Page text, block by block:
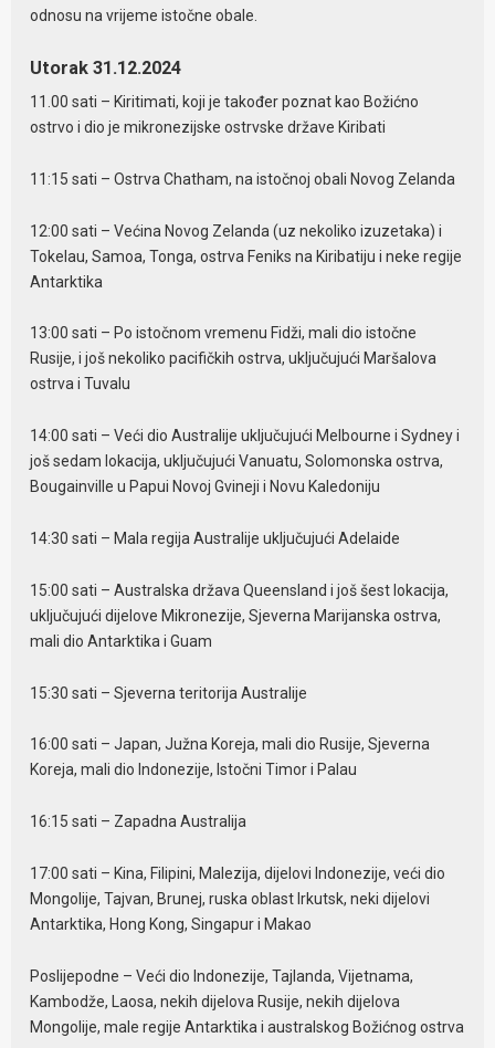
odnosu na vrijeme istočne obale.
Utorak 31.12.2024
11.00 sati – Kiritimati, koji je također poznat kao Božićno
ostrvo i dio je mikronezijske ostrvske države Kiribati
11:15 sati – Ostrva Chatham, na istočnoj obali Novog Zelanda
12:00 sati – Većina Novog Zelanda (uz nekoliko izuzetaka) i
Tokelau, Samoa, Tonga, ostrva Feniks na Kiribatiju i neke regije
Antarktika
13:00 sati – Po istočnom vremenu Fidži, mali dio istočne
Rusije, i još nekoliko pacifičkih ostrva, uključujući Maršalova
ostrva i Tuvalu
14:00 sati – Veći dio Australije uključujući Melbourne i Sydney i
još sedam lokacija, uključujući Vanuatu, Solomonska ostrva,
Bougainville u Papui Novoj Gvineji i Novu Kaledoniju
14:30 sati – Mala regija Australije uključujući Adelaide
15:00 sati – Australska država Queensland i još šest lokacija,
uključujući dijelove Mikronezije, Sjeverna Marijanska ostrva,
mali dio Antarktika i Guam
15:30 sati – Sjeverna teritorija Australije
16:00 sati – Japan, Južna Koreja, mali dio Rusije, Sjeverna
Koreja, mali dio Indonezije, Istočni Timor i Palau
16:15 sati – Zapadna Australija
17:00 sati – Kina, Filipini, Malezija, dijelovi Indonezije, veći dio
Mongolije, Tajvan, Brunej, ruska oblast Irkutsk, neki dijelovi
Antarktika, Hong Kong, Singapur i Makao
Poslijepodne – Veći dio Indonezije, Tajlanda, Vijetnama,
Kambodže, Laosa, nekih dijelova Rusije, nekih dijelova
Mongolije, male regije Antarktika i australskog Božićnog ostrva